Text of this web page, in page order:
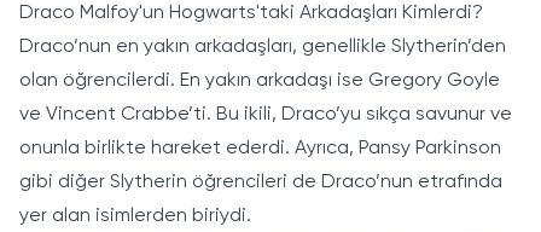
Draco Malfoy'un Hogwarts'taki Arkadaşları Kimlerdi?
Draco’nun en yakın arkadaşları, genellikle Slytherin’den
olan öğrencilerdi. En yakın arkadaşı ise Gregory Goyle
ve Vincent Crabbe’ti. Bu ikili, Draco’yu sıkça savunur ve
onunla birlikte hareket ederdi. Ayrıca, Pansy Parkinson
gibi diğer Slytherin öğrencileri de Draco’nun etrafında
yer alan isimlerden biriydi.